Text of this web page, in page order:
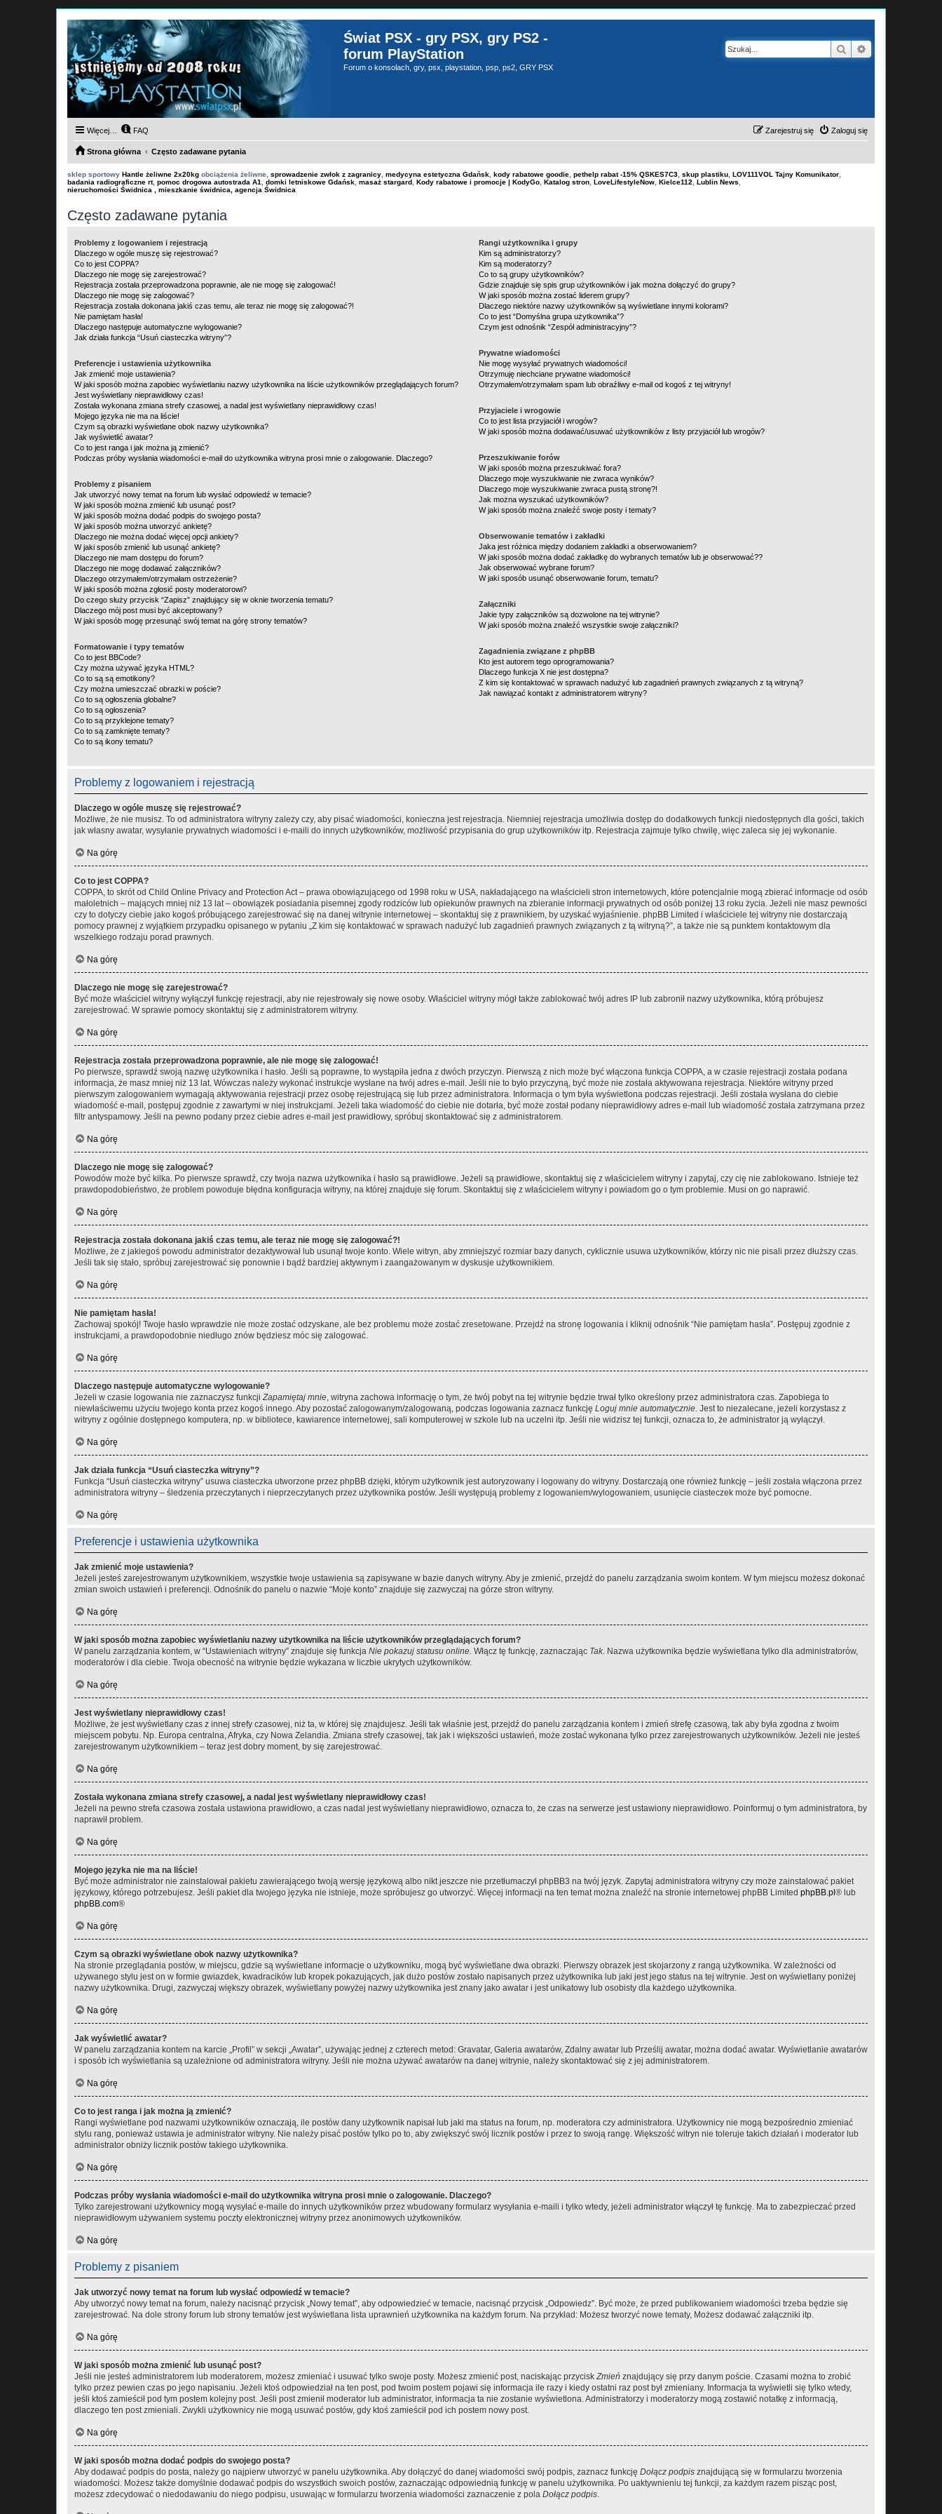
Świat PSX - gry PSX, gry PS2 -
forum PlayStation
Forum o konsolach, gry, psx, playstation, psp, ps2, GRY PSX
Szukaj
Więcej… FAQ Zaloguj się
Zarejestruj się
Strona główna Często zadawane pytania
sklep sportowy Hantle żeliwne 2x20kg obciążenia żeliwne, sprowadzenie zwłok z zagranicy medycyna estetyczna Gdańsk kody rabatowe goodie pethelp rabat -15% QSKES7C3 skup plastiku LOV111VOL Tajny Komunikator
badania radiograficzne rt, pomoc drogowa autostrada A1 domki letniskowe Gdańsk masaż stargard Kody rabatowe i promocje | KodyGo Katalog stron LoveLifestyleNow Kielce112 Lublin News
nieruchomości Świdnica , mieszkanie świdnica, agencja Świdnica
Często zadawane pytania
Problemy z logowaniem i rejestracją
Dlaczego w ogóle muszę się rejestrować?
Co to jest COPPA?
Dlaczego nie mogę się zarejestrować?
Rejestracja została przeprowadzona poprawnie, ale nie mogę się zalogować!
Dlaczego nie mogę się zalogować?
Rejestracja została dokonana jakiś czas temu, ale teraz nie mogę się zalogować?!
Nie pamiętam hasła!
Dlaczego następuje automatyczne wylogowanie?
Jak działa funkcja “Usuń ciasteczka witryny”?
Preferencje i ustawienia użytkownika
Jak zmienić moje ustawienia?
W jaki sposób można zapobiec wyświetlaniu nazwy użytkownika na liście użytkowników przeglądających forum?
Jest wyświetlany nieprawidłowy czas!
Została wykonana zmiana strefy czasowej, a nadal jest wyświetlany nieprawidłowy czas!
Mojego języka nie ma na liście!
Czym są obrazki wyświetlane obok nazwy użytkownika?
Jak wyświetlić awatar?
Co to jest ranga i jak można ją zmienić?
Podczas próby wysłania wiadomości e-mail do użytkownika witryna prosi mnie o zalogowanie. Dlaczego?
Problemy z pisaniem
Jak utworzyć nowy temat na forum lub wysłać odpowiedź w temacie?
W jaki sposób można zmienić lub usunąć post?
W jaki sposób można dodać podpis do swojego posta?
W jaki sposób można utworzyć ankietę?
Dlaczego nie można dodać więcej opcji ankiety?
W jaki sposób zmienić lub usunąć ankietę?
Dlaczego nie mam dostępu do forum?
Dlaczego nie mogę dodawać załączników?
Dlaczego otrzymałem/otrzymałam ostrzeżenie?
W jaki sposób można zgłosić posty moderatorowi?
Do czego służy przycisk “Zapisz” znajdujący się w oknie tworzenia tematu?
Dlaczego mój post musi być akceptowany?
W jaki sposób mogę przesunąć swój temat na górę strony tematów?
Formatowanie i typy tematów
Co to jest BBCode?
Czy można używać języka HTML?
Co to są są emotikony?
Czy można umieszczać obrazki w poście?
Co to są ogłoszenia globalne?
Co to są ogłoszenia?
Co to są przyklejone tematy?
Co to są zamknięte tematy?
Co to są ikony tematu?
Rangi użytkownika i grupy
Kim są administratorzy?
Kim są moderatorzy?
Co to są grupy użytkowników?
Gdzie znajduje się spis grup użytkowników i jak można dołączyć do grupy?
W jaki sposób można zostać liderem grupy?
Dlaczego niektóre nazwy użytkowników są wyświetlane innymi kolorami?
Co to jest “Domyślna grupa użytkownika”?
Czym jest odnośnik “Zespół administracyjny”?
Prywatne wiadomości
Nie mogę wysyłać prywatnych wiadomości!
Otrzymuję niechciane prywatne wiadomości!
Otrzymałem/otrzymałam spam lub obraźliwy e-mail od kogoś z tej witryny!
Przyjaciele i wrogowie
Co to jest lista przyjaciół i wrogów?
W jaki sposób można dodawać/usuwać użytkowników z listy przyjaciół lub wrogów?
Przeszukiwanie forów
W jaki sposób można przeszukiwać fora?
Dlaczego moje wyszukiwanie nie zwraca wyników?
Dlaczego moje wyszukiwanie zwraca pustą stronę?!
Jak można wyszukać użytkowników?
W jaki sposób można znaleźć swoje posty i tematy?
Obserwowanie tematów i zakładki
Jaka jest różnica między dodaniem zakładki a obserwowaniem?
W jaki sposób można dodać zakładkę do wybranych tematów lub je obserwować??
Jak obserwować wybrane forum?
W jaki sposób usunąć obserwowanie forum, tematu?
Załączniki
Jakie typy załączników są dozwolone na tej witrynie?
W jaki sposób można znaleźć wszystkie swoje załączniki?
Zagadnienia związane z phpBB
Kto jest autorem tego oprogramowania?
Dlaczego funkcja X nie jest dostępna?
Z kim się kontaktować w sprawach nadużyć lub zagadnień prawnych związanych z tą witryną?
Jak nawiązać kontakt z administratorem witryny?
Problemy z logowaniem i rejestracją
Dlaczego w ogóle muszę się rejestrować?
Możliwe, że nie musisz. To od administratora witryny zależy czy, aby pisać wiadomości, konieczna jest rejestracja. Niemniej rejestracja umożliwia dostęp do dodatkowych funkcji niedostępnych dla gości, takich
jak własny awatar, wysyłanie prywatnych wiadomości i e-maili do innych użytkowników, możliwość przypisania do grup użytkowników itp. Rejestracja zajmuje tylko chwilę, więc zaleca się jej wykonanie.
Na górę
Co to jest COPPA?
COPPA, to skrót od Child Online Privacy and Protection Act – prawa obowiązującego od 1998 roku w USA, nakładającego na właścicieli stron internetowych, które potencjalnie mogą zbierać informacje od osób
małoletnich – mających mniej niż 13 lat – obowiązek posiadania pisemnej zgody rodziców lub opiekunów prawnych na zbieranie informacji prywatnych od osób poniżej 13 roku życia. Jeżeli nie masz pewności
czy to dotyczy ciebie jako kogoś próbującego zarejestrować się na danej witrynie internetowej – skontaktuj się z prawnikiem, by uzyskać wyjaśnienie. phpBB Limited i właściciele tej witryny nie dostarczają
pomocy prawnej z wyjątkiem przypadku opisanego w pytaniu „Z kim się kontaktować w sprawach nadużyć lub zagadnień prawnych związanych z tą witryną?”, a także nie są punktem kontaktowym dla
wszelkiego rodzaju porad prawnych.
Na górę
Dlaczego nie mogę się zarejestrować?
Być może właściciel witryny wyłączył funkcję rejestracji, aby nie rejestrowały się nowe osoby. Właściciel witryny mógł także zablokować twój adres IP lub zabronił nazwy użytkownika, którą próbujesz
zarejestrować. W sprawie pomocy skontaktuj się z administratorem witryny.
Na górę
Rejestracja została przeprowadzona poprawnie, ale nie mogę się zalogować!
Po pierwsze, sprawdź swoją nazwę użytkownika i hasło. Jeśli są poprawne, to wystąpiła jedna z dwóch przyczyn. Pierwszą z nich może być włączona funkcja COPPA, a w czasie rejestracji została podana
informacja, że masz mniej niż 13 lat. Wówczas należy wykonać instrukcje wysłane na twój adres e-mail. Jeśli nie to było przyczyną, być może nie została aktywowana rejestracja. Niektóre witryny przed
pierwszym zalogowaniem wymagają aktywowania rejestracji przez osobę rejestrującą się lub przez administratora. Informacja o tym była wyświetlona podczas rejestracji. Jeśli została wysłana do ciebie
wiadomość e-mail, postępuj zgodnie z zawartymi w niej instrukcjami. Jeżeli taka wiadomość do ciebie nie dotarła, być może został podany nieprawidłowy adres e-mail lub wiadomość została zatrzymana przez
filtr antyspamowy. Jeśli na pewno podany przez ciebie adres e-mail jest prawidłowy, spróbuj skontaktować się z administratorem.
Na górę
Dlaczego nie mogę się zalogować?
Powodów może być kilka. Po pierwsze sprawdź, czy twoja nazwa użytkownika i hasło są prawidłowe. Jeżeli są prawidłowe, skontaktuj się z właścicielem witryny i zapytaj, czy cię nie zablokowano. Istnieje też
prawdopodobieństwo, że problem powoduje błędna konfiguracja witryny, na której znajduje się forum. Skontaktuj się z właścicielem witryny i powiadom go o tym problemie. Musi on go naprawić.
Na górę
Rejestracja została dokonana jakiś czas temu, ale teraz nie mogę się zalogować?!
Możliwe, że z jakiegoś powodu administrator dezaktywował lub usunął twoje konto. Wiele witryn, aby zmniejszyć rozmiar bazy danych, cyklicznie usuwa użytkowników, którzy nic nie pisali przez dłuższy czas.
Jeśli tak się stało, spróbuj zarejestrować się ponownie i bądź bardziej aktywnym i zaangażowanym w dyskusje użytkownikiem.
Na górę
Nie pamiętam hasła!
Zachowaj spokój! Twoje hasło wprawdzie nie może zostać odzyskane, ale bez problemu może zostać zresetowane. Przejdź na stronę logowania i kliknij odnośnik “Nie pamiętam hasła”. Postępuj zgodnie z
instrukcjami, a prawdopodobnie niedługo znów będziesz móc się zalogować.
Na górę
Dlaczego następuje automatyczne wylogowanie?
Jeżeli w czasie logowania nie zaznaczysz funkcjiZapamiętaj mnie, witryna zachowa informację o tym, że twój pobyt na tej witrynie będzie trwał tylko określony przez administratora czas. Zapobiega to
niewłaściwemu użyciu twojego konta przez kogoś innego. Aby pozostać zalogowanym/zalogowaną, podczas logowania zaznacz funkcję Loguj mnie automatycznie. Jest to niezalecane, jeżeli korzystasz z
witryny z ogólnie dostępnego komputera, np. w bibliotece, kawiarence internetowej, sali komputerowej w szkole lub na uczelni itp. Jeśli nie widzisz tej funkcji, oznacza to, że administrator ją wyłączył.
Na górę
Jak działa funkcja “Usuń ciasteczka witryny”?
Funkcja “Usuń ciasteczka witryny” usuwa ciasteczka utworzone przez phpBB dzięki, którym użytkownik jest autoryzowany i logowany do witryny. Dostarczają one również funkcję – jeśli została włączona przez
administratora witryny – śledzenia przeczytanych i nieprzeczytanych przez użytkownika postów. Jeśli występują problemy z logowaniem/wylogowaniem, usunięcie ciasteczek może być pomocne.
Na górę
Preferencje i ustawienia użytkownika
Jak zmienić moje ustawienia?
Jeżeli jesteś zarejestrowanym użytkownikiem, wszystkie twoje ustawienia są zapisywane w bazie danych witryny. Aby je zmienić, przejdź do panelu zarządzania swoim kontem. W tym miejscu możesz dokonać
zmian swoich ustawień i preferencji. Odnośnik do panelu o nazwie “Moje konto” znajduje się zazwyczaj na górze stron witryny.
Na górę
W jaki sposób można zapobiec wyświetlaniu nazwy użytkownika na liście użytkowników przeglądających forum?
W panelu zarządzania kontem, w “Ustawieniach witryny” znajduje się funkcja Nie pokazuj statusu online. Włącz tę funkcję, zaznaczając Tak. Nazwa użytkownika będzie wyświetlana tylko dla administratorów,
moderatorów i dla ciebie. Twoja obecność na witrynie będzie wykazana w liczbie ukrytych użytkowników.
Na górę
Jest wyświetlany nieprawidłowy czas!
Możliwe, że jest wyświetlany czas z innej strefy czasowej, niż ta, w której się znajdujesz. Jeśli tak właśnie jest, przejdź do panelu zarządzania kontem i zmień strefę czasową, tak aby była zgodna z twoim
miejscem pobytu. Np. Europa centralna, Afryka, czy Nowa Zelandia. Zmiana strefy czasowej, tak jak i większości ustawień, może zostać wykonana tylko przez zarejestrowanych użytkowników. Jeżeli nie jesteś
zarejestrowanym użytkownikiem – teraz jest dobry moment, by się zarejestrować.
Na górę
Została wykonana zmiana strefy czasowej, a nadal jest wyświetlany nieprawidłowy czas!
Jeżeli na pewno strefa czasowa została ustawiona prawidłowo, a czas nadal jest wyświetlany nieprawidłowo, oznacza to, że czas na serwerze jest ustawiony nieprawidłowo. Poinformuj o tym administratora, by
naprawił problem.
Na górę
Mojego języka nie ma na liście!
Być może administrator nie zainstalował pakietu zawierającego twoją wersję językową albo nikt jeszcze nie przetłumaczył phpBB3 na twój język. Zapytaj administratora witryny czy może zainstalować pakiet
językowy, którego potrzebujesz. Jeśli pakiet dla twojego języka nie istnieje, może spróbujesz go utworzyć. Więcej informacji na ten temat można znaleźć na stronie internetowej phpBB Limited phpBB.pl ® lub
phpBB.com®
Na górę
Czym są obrazki wyświetlane obok nazwy użytkownika?
Na stronie przeglądania postów, w miejscu, gdzie są wyświetlane informacje o użytkowniku, mogą być wyświetlane dwa obrazki. Pierwszy obrazek jest skojarzony z rangą użytkownika. W zależności od
używanego stylu jest on w formie gwiazdek, kwadracików lub kropek pokazujących, jak dużo postów zostało napisanych przez użytkownika lub jaki jest jego status na tej witrynie. Jest on wyświetlany poniżej
nazwy użytkownika. Drugi, zazwyczaj większy obrazek, wyświetlany powyżej nazwy użytkownika jest znany jako awatar i jest unikatowy lub osobisty dla każdego użytkownika.
Na górę
Jak wyświetlić awatar?
W panelu zarządzania kontem na karcie „Profil” w sekcji „Awatar”, używając jednej z czterech metod: Gravatar, Galeria awatarów, Zdalny awatar lub Prześlij awatar, można dodać awatar. Wyświetlanie awatarów
i sposób ich wyświetlania są uzależnione od administratora witryny. Jeśli nie można używać awatarów na danej witrynie, należy skontaktować się z jej administratorem.
Na górę
Co to jest ranga i jak można ją zmienić?
Rangi wyświetlane pod nazwami użytkowników oznaczają, ile postów dany użytkownik napisał lub jaki ma status na forum, np. moderatora czy administratora. Użytkownicy nie mogą bezpośrednio zmieniać
stylu rang, ponieważ ustawia je administrator witryny. Nie należy pisać postów tylko po to, aby zwiększyć swój licznik postów i przez to swoją rangę. Większość witryn nie toleruje takich działań i moderator lub
administrator obniży licznik postów takiego użytkownika.
Na górę
Podczas próby wysłania wiadomości e-mail do użytkownika witryna prosi mnie o zalogowanie. Dlaczego?
Tylko zarejestrowani użytkownicy mogą wysyłać e-maile do innych użytkowników przez wbudowany formularz wysyłania e-maili i tylko wtedy, jeżeli administrator włączył tę funkcję. Ma to zabezpieczać przed
nieprawidłowym używaniem systemu poczty elektronicznej witryny przez anonimowych użytkowników.
Na górę
Problemy z pisaniem
Jak utworzyć nowy temat na forum lub wysłać odpowiedź w temacie?
Aby utworzyć nowy temat na forum, należy nacisnąć przycisk „Nowy temat”, aby odpowiedzieć w temacie, nacisnąć przycisk „Odpowiedz”. Być może, że przed publikowaniem wiadomości trzeba będzie się
zarejestrować. Na dole strony forum lub strony tematów jest wyświetlana lista uprawnień użytkownika na każdym forum. Na przykład: Możesz tworzyć nowe tematy, Możesz dodawać załączniki itp.
Na górę
W jaki sposób można zmienić lub usunąć post?
Jeśli nie jesteś administratorem lub moderatorem, możesz zmieniać i usuwać tylko swoje posty. Możesz zmienić post, naciskając przyciskZmień znajdujący się przy danym poście. Czasami można to zrobić
tylko przez pewien czas po jego napisaniu. Jeżeli ktoś odpowiedział na ten post, pod twoim postem pojawi się informacja ile razy i kiedy ostatni raz post był zmieniany. Informacja ta wyświetli się tylko wtedy,
jeśli ktoś zamieścił pod tym postem kolejny post. Jeśli post zmienił moderator lub administrator, informacja ta nie zostanie wyświetlona. Administratorzy i moderatorzy mogą zostawić notatkę z informacją,
dlaczego ten post zmieniali. Zwykli użytkownicy nie mogą usuwać postów, gdy ktoś zamieścił pod ich postem nowy post.
Na górę
W jaki sposób można dodać podpis do swojego posta?
Aby dodawać podpis do posta, należy go najpierw utworzyć w panelu użytkownika. Aby dołączyć do danej wiadomości swój podpis, zaznacz funkcję Dołącz podpis znajdującą się w formularzu tworzenia
wiadomości. Możesz także domyślnie dodawać podpis do wszystkich swoich postów, zaznaczając odpowiednią funkcję w panelu użytkownika. Po uaktywnieniu tej funkcji, za każdym razem pisząc post,
możesz zdecydować o niedodawaniu do niego podpisu, usuwając w formularzu tworzenia wiadomości zaznaczenie z pola Dołącz podpis.